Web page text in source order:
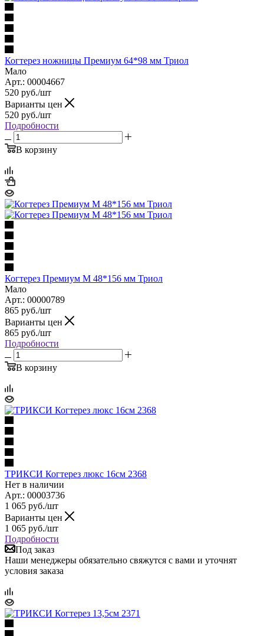
Когтерез ножницы Премиум 64*98 мм Триол
Мало
Арт.: 00004667
520 руб./шт
Варианты цен
520 руб./шт
Подробности
В корзину
Когтерез Премиум М 48*156 мм Триол
Мало
Арт.: 00000789
865 руб./шт
Варианты цен
865 руб./шт
Подробности
В корзину
ТРИКСИ Когтерез люкс 16см 2368
Нет в наличии
Арт.: 00003736
1 065 руб./шт
Варианты цен
1 065 руб./шт
Подробности
Под заказ
Наши менеджеры обязательно свяжутся с вами и уточнят
условия заказа